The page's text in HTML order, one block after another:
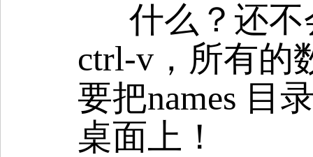
什么？还不
ctrl-v，所有的
要把names 目
桌面上！